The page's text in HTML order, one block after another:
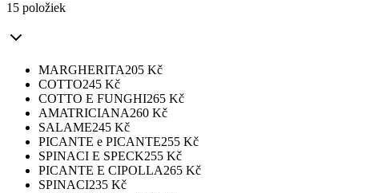
15 položiek
MARGHERITA205 Kč
COTTO245 Kč
COTTO E FUNGHI265 Kč
AMATRICIANA260 Kč
SALAME245 Kč
PICANTE e PICANTE255 Kč
SPINACI E SPECK255 Kč
PICANTE E CIPOLLA265 Kč
SPINACI235 Kč